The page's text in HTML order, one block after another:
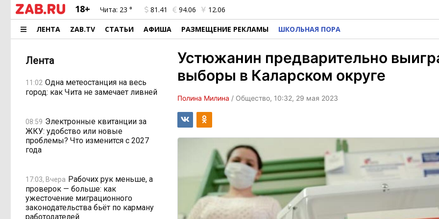
18+ Чита: 23 ° 81.41 94.06 12.06
ЛЕНТА ZAB.TV СТАТЬИ АФИША РАЗМЕЩЕНИЕ РЕКЛАМЫ ШКОЛЬНАЯ ПОРА
Лента
11:02 Одна метеостанция на весь
город: как Чита не замечает ливней
08:59 Электронные квитанции за
ЖКУ: удобство или новые
проблемы? Что изменится с 2027
года
17:03, Вчера Рабочих рук меньше, а
проверок — больше: как
ужесточение миграционного
законодательства бьёт по карману
работодателей
Устюжанин предварительно
выборы в Каларском округе
Полина Милина / Общество, 10:32, 29 мая 2023